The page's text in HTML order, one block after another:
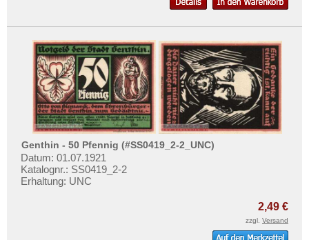
Groß-Wirschleben
Großbreitenbach
Großenhain
Gross-Reken
Grosszschocher
Grube Ilse
Grünberg (Schlesien)
Grundhof in Angeln
Genthin - 50 Pfennig (#SS0419_2-2_UNC)
Datum: 01.07.1921
Katalognr.: SS0419_2-2
Erhaltung: UNC
2,49 €
zzgl. Versand